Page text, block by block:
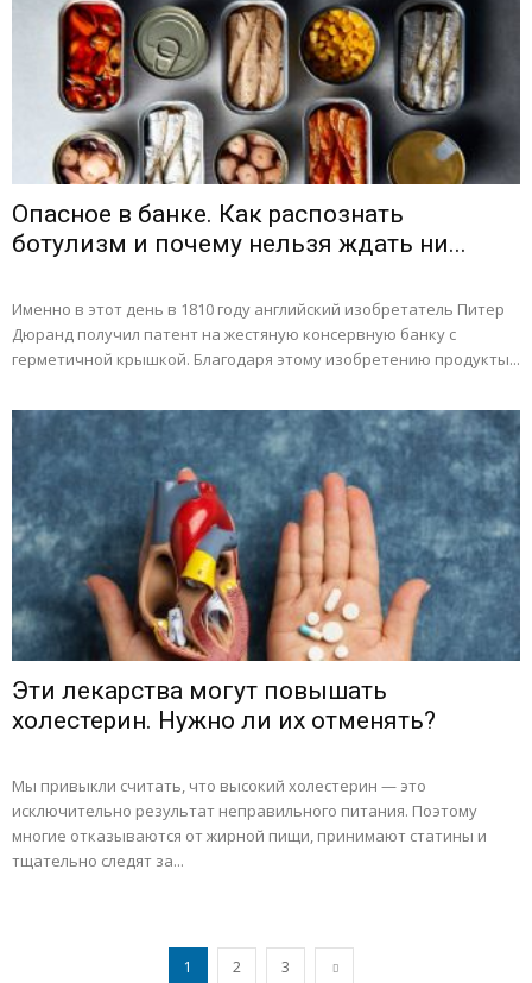
Опасное в банке. Как распознать
ботулизм и почему нельзя ждать ни...
Именно в этот день в 1810 году английский изобретатель Питер
Дюранд получил патент на жестяную консервную банку с
герметичной крышкой. Благодаря этому изобретению продукты...
Эти лекарства могут повышать
холестерин. Нужно ли их отменять?
Мы привыкли считать, что высокий холестерин — это
исключительно результат неправильного питания. Поэтому
многие отказываются от жирной пищи, принимают статины и
тщательно следят за...
1 2 3